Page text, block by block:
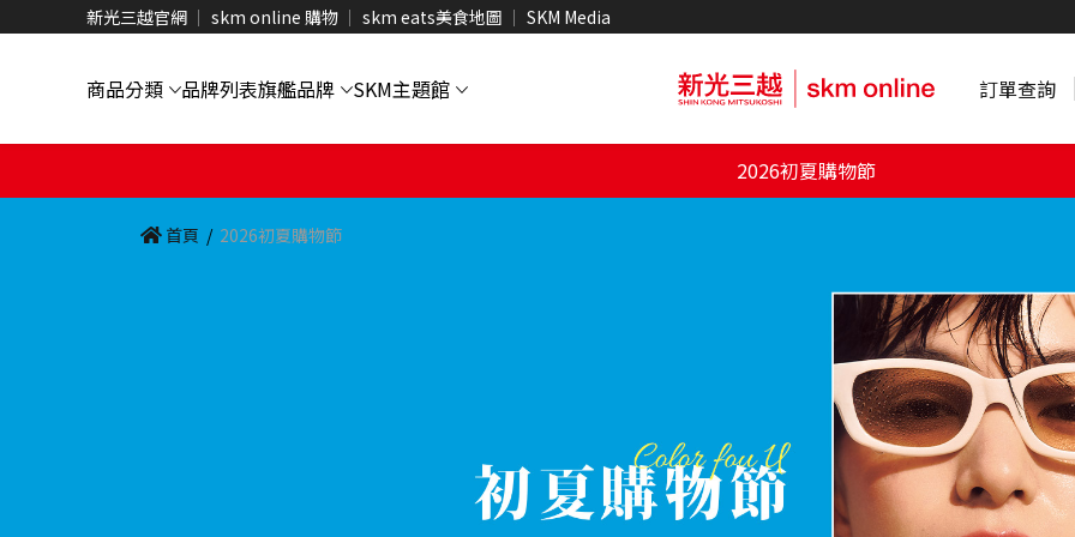
新光三越官網 skm online 購物 skm eats美食地圖 SKM Media
商品分類 品牌列表旗艦品牌 SKM主題館 訂單查詢
2026初夏購物節
首頁 / 2026初夏購物節